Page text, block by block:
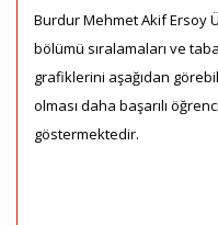
Burdur Mehmet Akif Ersoy
bölümü sıralamaları ve
grafiklerini aşağıdan
olması daha başarılı
göstermektedir.